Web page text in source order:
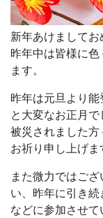
新年あけましてお
昨年中は皆様に
ます。
昨年は元旦より
と大変なお正月で
被災されました方
お祈り申し上げま
また微力ではご
い、昨年に引き
などに参加させて